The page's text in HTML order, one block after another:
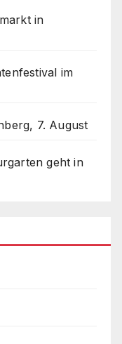
in
im
7. August
geht in